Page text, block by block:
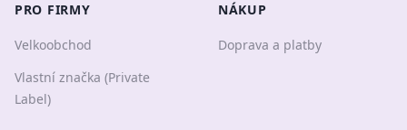
PRO FIRMY
Velkoobchod
Vlastní značka (Private
Label)
NÁKUP
Doprava a platby